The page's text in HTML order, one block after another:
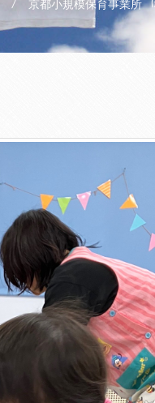
京都小規模保育事業所